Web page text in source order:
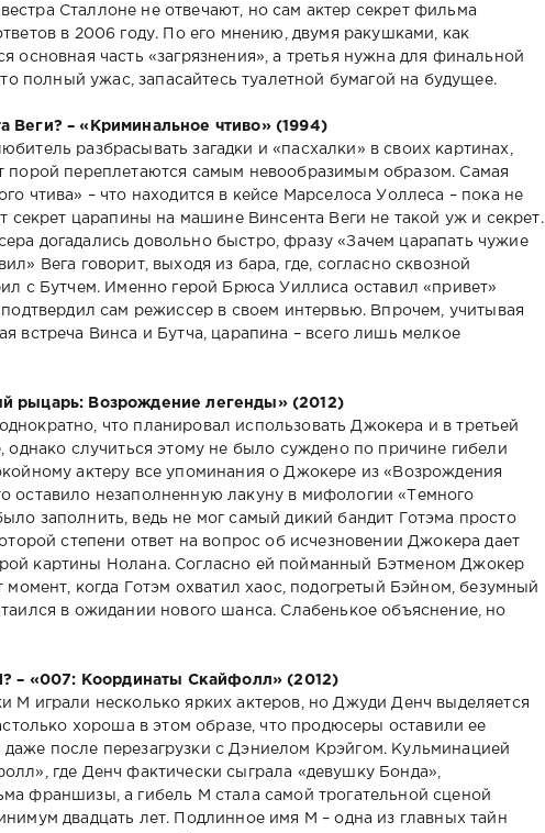
Сталлоне не отвечают, но сам актер секрет фильма
в 2006 году. По его мнению, двумя ракушками, как
основная часть «загрязнения», а третья нужна для финальной
полный ужас, запасайтесь туалетной бумагой на будущее.
Веги? – «Криминальное чтиво» (1994)
разбрасывать загадки и «пасхалки» в своих картинах,
порой переплетаются самым невообразимым образом. Самая
чтива» – что находится в кейсе Марселоса Уоллеса – пока не
секрет царапины на машине Винсента Веги не такой уж и секрет.
догадались довольно быстро, фразу «Зачем царапать чужие
Вега говорит, выходя из бара, где, согласно сквозной
с Бутчем. Именно герой Брюса Уиллиса оставил «привет»
сам режиссер в своем интервью. Впрочем, учитывая
встреча Винса и Бутча, царапина – всего лишь мелкое
рыцарь: Возрождение легенды» (2012)
что планировал использовать Джокера и в третьей
однако случиться этому не было суждено по причине гибели
актеру все упоминания о Джокере из «Возрождения
оставило незаполненную лакуну в мифологии «Темного
заполнить, ведь не мог самый дикий бандит Готэма просто
степени ответ на вопрос об исчезновении Джокера дает
картины Нолана. Согласно ей пойманный Бэтменом Джокер
когда Готэм охватил хаос, подогретый Бэйном, безумный
в ожидании нового шанса. Слабенькое объяснение, но
– «007: Координаты Скайфолл» (2012)
М играли несколько ярких актеров, но Джуди Денч выделяется
хороша в этом образе, что продюсеры оставили ее
после перезагрузки с Дэниелом Крэйгом. Кульминацией
где Денч фактически сыграла «девушку Бонда»,
франшизы, а гибель М стала самой трогательной сценой
двадцать лет. Подлинное имя М – одна из главных тайн